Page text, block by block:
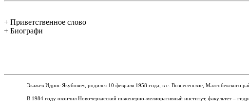
+ Приветственное слово
+ Биографи
Экажев Идрис Якубович, родился 10 февраля 1958 года, в с.Вознесенское, Малгобекского
В 1984 году окончил Новочеркасский инженерно-мелиоративный институт, факультет –